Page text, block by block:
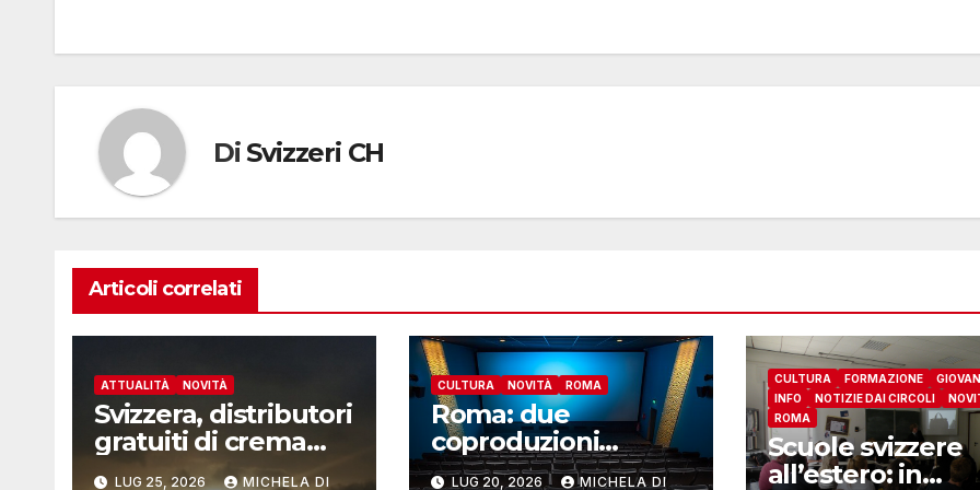
Di Svizzeri CH
Articoli correlati
ATTUALITÀ NOVITÀ
Svizzera, distributori
gratuiti di crema
solare
LUG 25, 2026 MICHELA DI
CULTURA NOVITÀ ROMA
Roma: due
coproduzioni
svizzere alla
LUG 20, 2026 MICHELA DI
CULTURA FORMAZIONE
INFO
NOTIZIE DAI CIRCOLI
ROMA
Scuole svizzere
all’estero: in